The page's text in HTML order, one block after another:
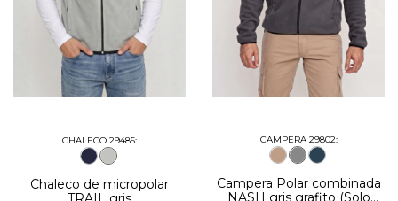
CHALECO 29485:
Chaleco de micropolar
CAMPERA 29802:
Campera Polar combinada
NASH gris grafito (Solo